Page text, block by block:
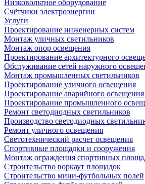
Низковольтное оборудование
Счётчики электроэнергии
Услуги
Проектирование инженерных систем
Монтаж уличных светильников
Монтаж опор освещения
Проектирование архитектурного
Обслуживание сетей наружного
Монтаж промышленных светильников
Проектирование уличного освещения
Проектирование аварийного освещения
Проектирование промышленного
Ремонт светодиодных светильников
Производство светодиодных
Ремонт уличного освещения
Светотехнический расчет освещения
Спортивные площадки и сооружения
Монтаж ограждения спортивных
Строительство воркаут площадок
Строительство мини-футбольных полей